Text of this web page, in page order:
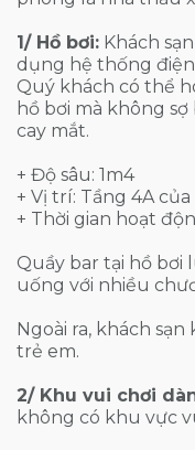
1/ Hồ bơi: Khách
dụng hệ thống
Quý khách có thể
hồ bơi mà không
cay mắt.
+ Độ sâu: 1m4
+ Vị trí: Tầng 4A
+ Thời gian hoạt
Quầy bar tại hồ bơi
uống với nhiều
Ngoài ra, khách
trẻ em.
2/ Khu vui chơi
không có khu vực